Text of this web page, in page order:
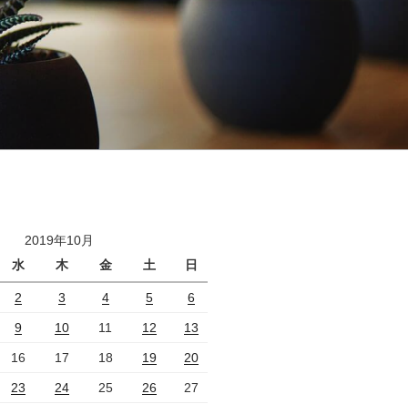
2019年10月
水 木 金 土 日
2 3 4 5 6
9 10 11 12 13
16 17 18 19 20
23 24 25 26 27